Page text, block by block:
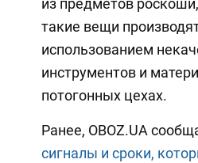
такие вещи
использованием
инструментов и
потогонных цехах.
Ранее, OBOZ.UA
сигналы и сроки,